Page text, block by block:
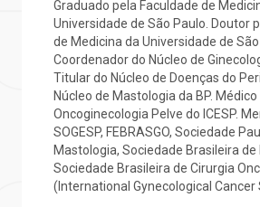
Saiba mais
Endereço:
R. Martiniano de Carvalho, 965
CEP: 01323-001 | Bela Vista
São Paulo - SP
a BP
Conosco
atendimento
Cirurgia
Graduado pela Faculdade de
Universidade de São Paulo. Doutor
de Medicina da Universidade de São
Coordenador do Núcleo de
Titular do Núcleo de Doenças do
Núcleo de Mastologia da BP. Médico
Oncoginecologia Pelve do ICESP.
SOGESP, FEBRASGO, Sociedade
Mastologia, Sociedade Brasileira
Sociedade Brasileira de Cirurgia
(International Gynecological Cancer